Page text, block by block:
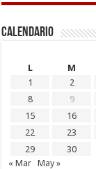
Calendario
L
M
1
2
8
9
15
16
22
23
29
30
« Mar
May »